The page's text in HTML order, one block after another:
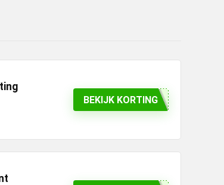
BEKIJK KORTING